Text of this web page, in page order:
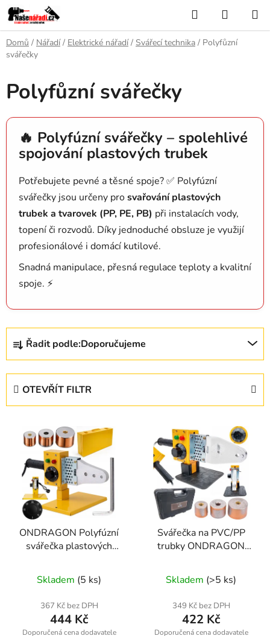
Přejít
na
obsah
Hledat
KOŠÍK
Domů / Nářadí / Elektrické nářadí / Svářecí technika / Polyfůzní
svářečky
Polyfůzní svářečky
🔥 Polyfúzní svářečky – spolehlivé
spojování plastových trubek
Potřebujete pevné a těsné spoje? ✅ Polyfúzní
svářečky jsou určeny prosvařování plastových
trubek a tvarovek (PP, PE, PB) při instalacích vody,
topení či rozvodů. Díky jednoduché obsluze je využijí
profesionálové i domácí kutilové.
Snadná manipulace, přesná regulace teploty a kvalitní
spoje. ⚡
Ř
z
Řadit podle:Doporučujeme
OTEVŘÍT FILTR
ONDRAGON Polyfúzní
svářečka plastových
nástavce 20/25/32 mm,
320 °C, kufr
Skladem (5 ks)
367 Kč bez DPH
444 Kč
Svářečka na PVC/PP
trubky ONDRAGON
20–32 mm, kufr
Skladem (>5 ks)
349 Kč bez DPH
422 Kč